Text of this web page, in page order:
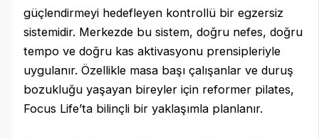
güçlendirmeyi hedefleyen kontrollü bir egzersiz
sistemidir. Merkezde bu sistem, doğru nefes, doğru
tempo ve doğru kas aktivasyonu prensipleriyle
uygulanır. Özellikle masa başı çalışanlar ve duruş
bozukluğu yaşayan bireyler için reformer pilates,
Focus Life’ta bilinçli bir yaklaşımla planlanır.